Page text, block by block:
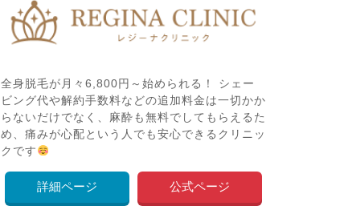
全身脱毛が月々6,800円～始められる！ シェー
ビング代や解約手数料などの追加料金は一切かか
らないだけでなく、麻酔も無料でしてもらえるた
め、痛みが心配という人でも安心できるクリニッ
クです
詳細ページ 公式ページ